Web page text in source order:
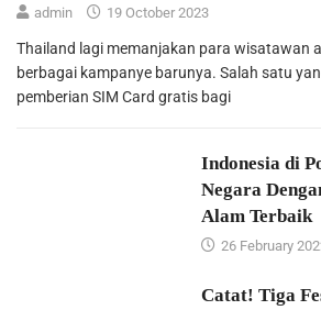
admin 19 October 2023
Thailand lagi memanjakan para wisatawan
berbagai kampanye barunya. Salah satu
pemberian SIM Card gratis bagi
Indonesia di
Negara
Alam Terbaik
26 February
Catat! Tiga